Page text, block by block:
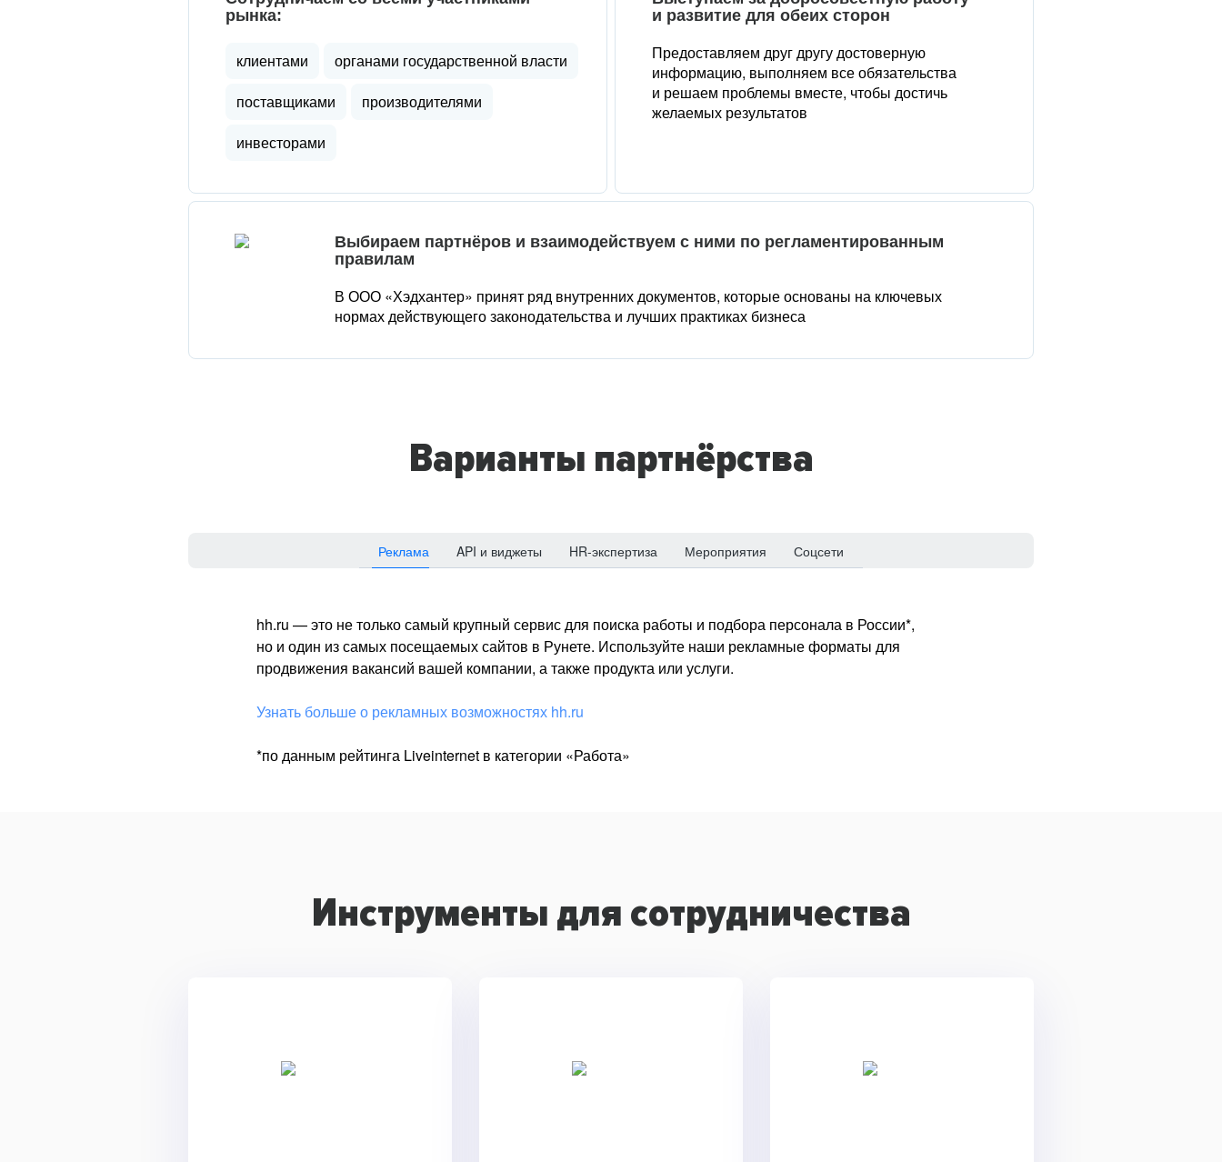
рынка:
клиентами
органами государственной власти
поставщиками
производителями
инвесторами
и развитие для обеих сторон
Предоставляем друг другу достоверную
информацию, выполняем все обязательства
и решаем проблемы вместе, чтобы достичь
желаемых результатов
Выбираем партнёров и взаимодействуем с ними по регламентированным
правилам
В ООО «Хэдхантер» принят ряд внутренних документов, которые основаны на ключевых
нормах действующего законодательства и лучших практиках бизнеса
Варианты партнёрства
Реклама API и виджеты HR-экспертиза Мероприятия Соцсети
hh.ru — это не только самый крупный сервис для поиска работы и подбора персонала в России*,
но и один из самых посещаемых сайтов в Рунете. Используйте наши рекламные форматы для
продвижения вакансий вашей компании, а также продукта или услуги.
Узнать больше о рекламных возможностях hh.ru
*по данным рейтинга Liveinternet в категории «Работа»
Инструменты для сотрудничества